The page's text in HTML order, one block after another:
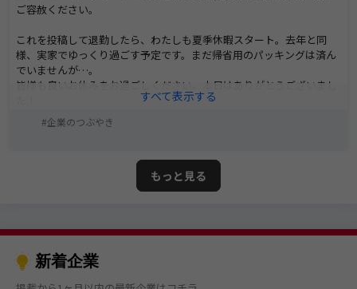
ご容赦ください。
これを投稿して退勤したら、わたしも夏季休暇スタート。去年と同
様、実家でゆっくり過ごす予定です。まだ帰省用のパッキングは済ん
でいませんが…。
皆様も良いお休みをお過ごしください。本日はありがとうございまし
企業のつぶやき
もっと見る
新着企業